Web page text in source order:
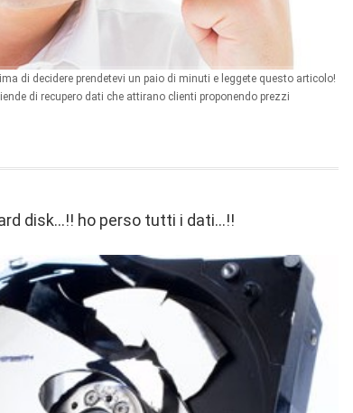
di decidere prendetevi un paio di minuti e leggete questo articolo!
di recupero dati che attirano clienti proponendo prezzi
disk…!! ho perso tutti i dati…!!